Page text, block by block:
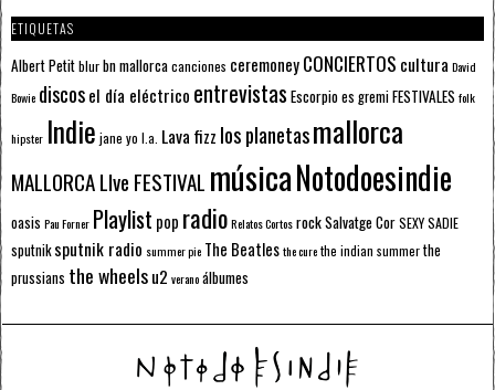
ETIQUETAS
Albert Petitblurbn mallorcacanciones ceremoneyCONCIERTOS cultura David
Bowie discosel día eléctrico entrevistas Escorpioes gremiFESTIVALES folk
hipster Indie jane yo l.a. Lava fizz los planetasmallorca
MALLORCA LIve FESTIVAL músicaNotodoesindie
oasis Pau Forner Playlist pop radioRelatos CortosrockSalvatge CorSEXY SADIE
sputnik sputnik radio summer pie The Beatlesthe curethe indian summerthe
prussians the wheelsu2 veranoálbumes